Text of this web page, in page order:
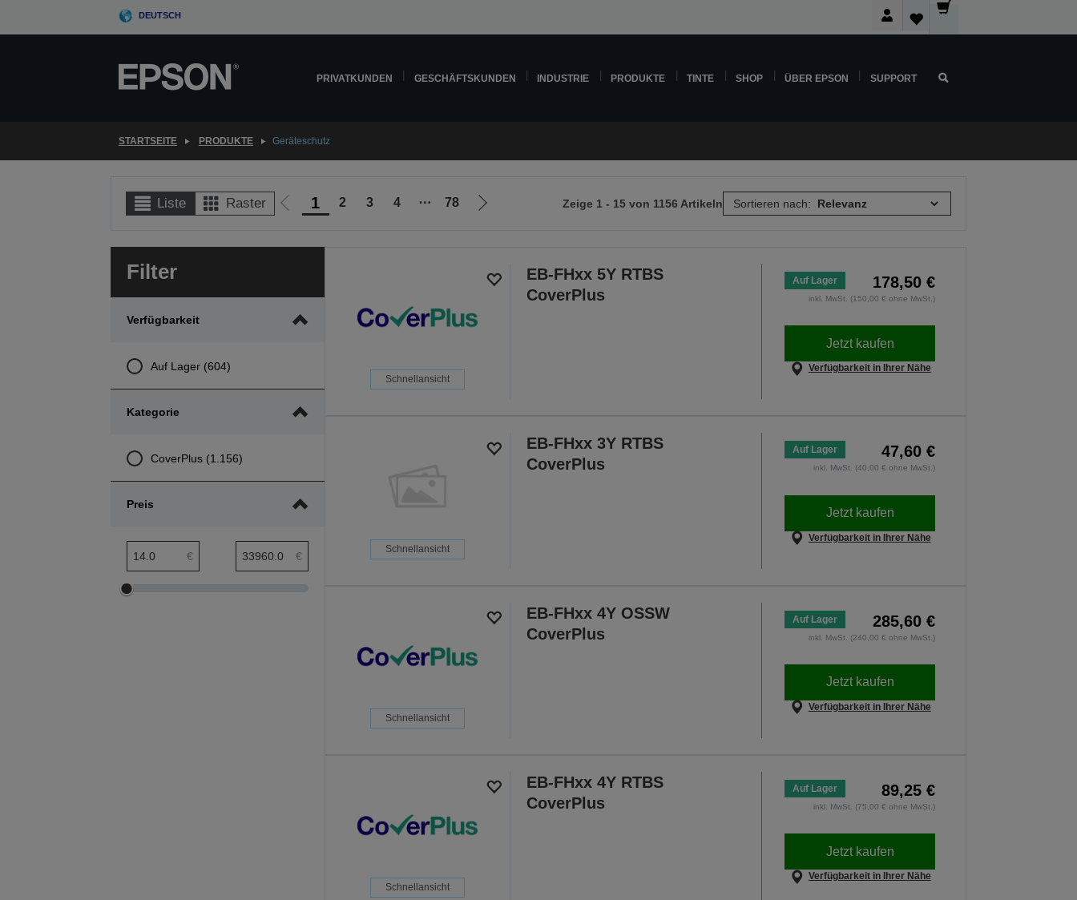
DEUTSCH
PRIVATKUNDEN GESCHÄFTSKUNDEN INDUSTRIE PRODUKTE TINTE SHOP ÜBER EPSON SUPPORT
STARTSEITE PRODUKTE Geräteschutz
Liste Raster
Zur
Seite
1 2 3 4 ⋯ 78
Zur
Zeige 1 - 15 von 1156 Artikeln Sortieren nach:
Filter
Verfügbarkeit
Auf Lager (604)
Kategorie
CoverPlus (1.156)
Preis
€ €
Preis
Preis
Schnellansicht
EB-FHxx 5Y RTBS
CoverPlus
Auf Lager 178,50 €
inkl. MwSt. (150,00 € ohne MwSt.)
Jetzt kaufen
Verfügbarkeit in Ihrer Nähe
Schnellansicht
EB-FHxx 3Y RTBS
CoverPlus
Auf Lager 47,60 €
inkl. MwSt. (40,00 € ohne MwSt.)
Jetzt kaufen
Verfügbarkeit in Ihrer Nähe
Schnellansicht
EB-FHxx 4Y OSSW
CoverPlus
Auf Lager 285,60 €
inkl. MwSt. (240,00 € ohne MwSt.)
Jetzt kaufen
Verfügbarkeit in Ihrer Nähe
Schnellansicht
EB-FHxx 4Y RTBS
CoverPlus
Auf Lager 89,25 €
inkl. MwSt. (75,00 € ohne MwSt.)
Jetzt kaufen
Verfügbarkeit in Ihrer Nähe